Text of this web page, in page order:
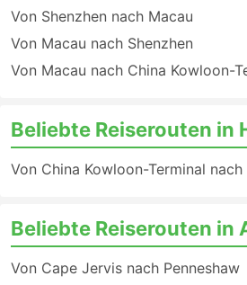
Von Shenzhen nach Macau
Von Macau nach Shenzhen
Von Macau nach China Kowloon-
Beliebte Reiserouten in
Von China Kowloon-Terminal nach
Beliebte Reiserouten in
Von Cape Jervis nach Penneshaw